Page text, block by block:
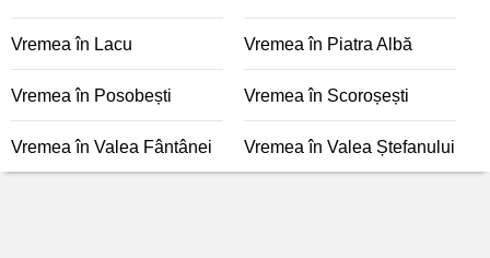
Vremea în Lacu Vremea în Piatra Albă
Vremea în Posobești Vremea în Scoroșești
Vremea în Valea Fântânei Vremea în Valea Ștefanului